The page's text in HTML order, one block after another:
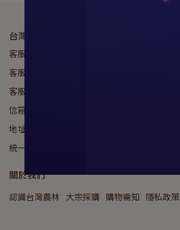
台灣農林股份有限公司
客服專線：049-2895508
客服傳真：049-2895559
客服時間：08:00am - 17:00pm
信箱：assamfarm2004@gmail.com
地址：555南投縣魚池鄉有水巷38號
統一編號：07525207
關於我們
認識台灣農林 大宗採購 購物需知 隱私政策